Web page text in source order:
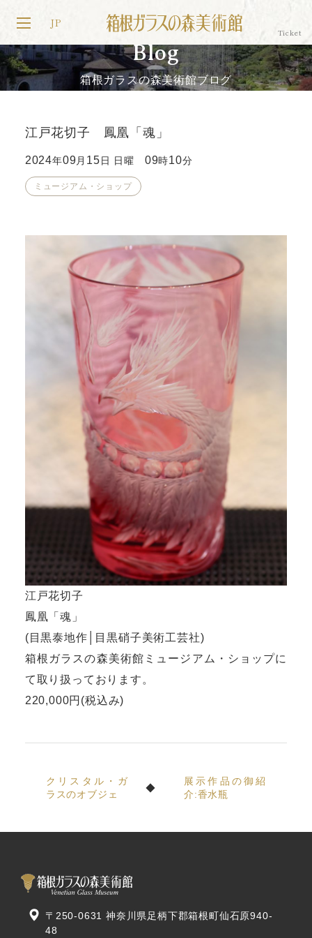
JP
Blog
箱根ガラスの森美術館ブログ
江戸花切子 鳳凰「魂」
2024年09 月 15 日 日曜 09時10分
ミュージアム・ショップ
江戸花切子
鳳凰「魂」
(目黒泰地作│目黒硝子美術工芸社)
箱根ガラスの森美術館ミュージアム・ショップに
て取り扱っております。
220,000円(税込み)
クリスタル・ガ
ラスのオブジェ
展示作品の御紹
介:香水瓶
〒250-0631 神奈川県足柄下郡箱根町仙石原940-
48